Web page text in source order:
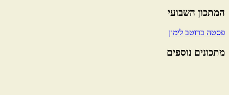
המתכון השבועי
פסטה ברוטב לימון
מתכונים נוספים